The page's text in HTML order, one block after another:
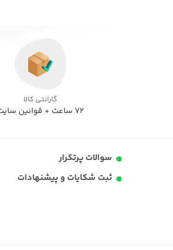
گارانتی کالا
72 ساعت + قوانین سایت
سوالات پرتکرار
ثبت شکایات و پیشنهادات